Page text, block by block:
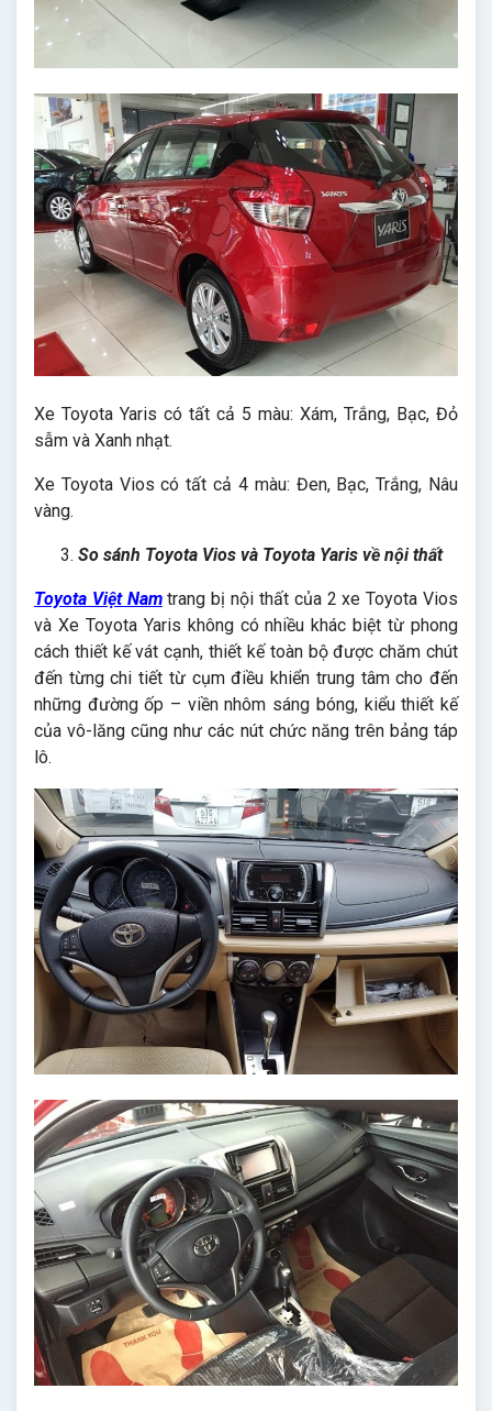
Xe Toyota Yaris có tất cả 5 màu: Xám, Trắng, Bạc, Đỏ
sẫm và Xanh nhạt.
Xe Toyota Vios có tất cả 4 màu: Đen, Bạc, Trắng, Nâu
vàng.
So sánh Toyota Vios và Toyota Yaris về nội thất
Toyota Việt Namtrang bị nội thất của 2 xe Toyota Vios
và Xe Toyota Yaris không có nhiều khác biệt từ phong
cách thiết kế vát cạnh, thiết kế toàn bộ được chăm chút
đến từng chi tiết từ cụm điều khiển trung tâm cho đến
những đường ốp – viền nhôm sáng bóng, kiểu thiết kế
của vô-lăng cũng như các nút chức năng trên bảng táp
lô.